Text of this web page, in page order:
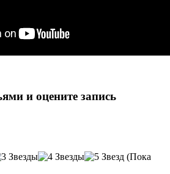
и оцените запись
(Пока